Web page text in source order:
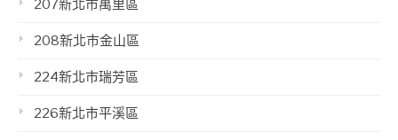
207新北市萬里區
208新北市金山區
224新北市瑞芳區
226新北市平溪區